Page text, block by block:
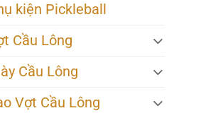
kiện Pickleball
Cầu Lông
Cầu Lông
Vợt Cầu Lông